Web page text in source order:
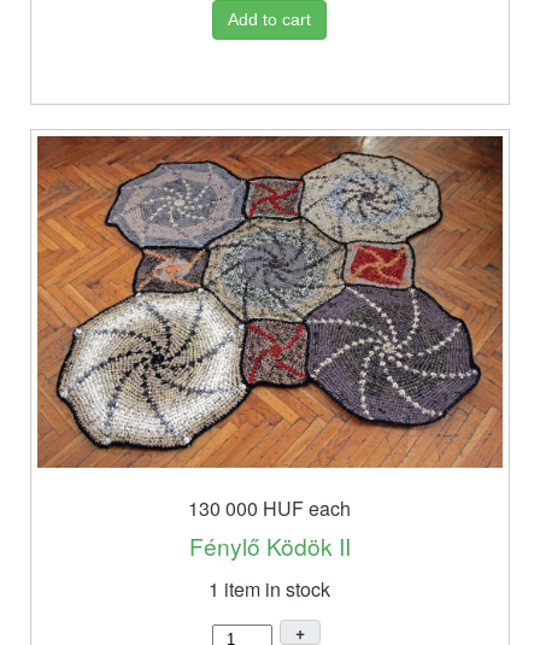
Add to cart
130 000 HUFeach
Fénylő Ködök II
1 item in stock
+